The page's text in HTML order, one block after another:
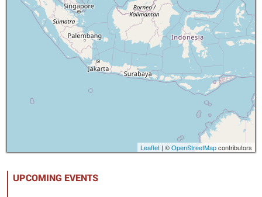
Leaflet | ©OpenStreetMapcontributors
UPCOMING EVENTS